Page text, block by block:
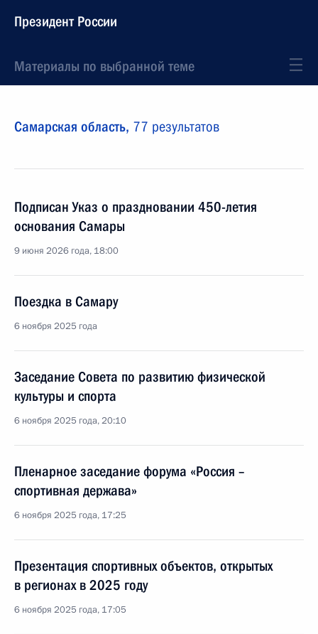
Президент России
Материалы по выбранной теме
Самарская область, 77 результатов
Подписан Указ о праздновании 450-летия
основания Самары
9 июня 2026 года, 18:00
Поездка в Самару
6 ноября 2025 года
Заседание Совета по развитию физической
культуры и спорта
6 ноября 2025 года, 20:10
Пленарное заседание форума «Россия –
спортивная держава»
6 ноября 2025 года, 17:25
Презентация спортивных объектов, открытых
в регионах в 2025 году
6 ноября 2025 года, 17:05